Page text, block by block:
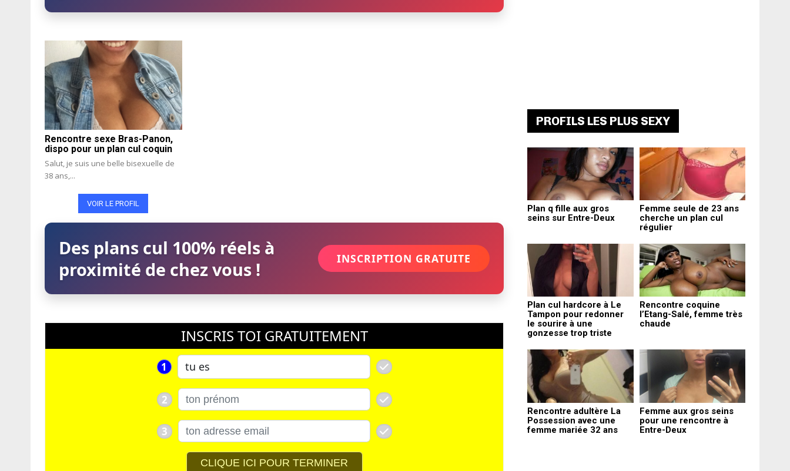
Rencontre sexe Bras-Panon,
dispo pour un plan cul coquin
Salut, je suis une belle bisexuelle de
38 ans,...
VOIR LE PROFIL
Des plans cul 100% réels à
proximité de chez vous !
INSCRIPTION GRATUITE
PROFILS LES PLUS SEXY
Plan q fille aux gros
seins sur Entre-Deux
Femme seule de 23 ans
cherche un plan cul
régulier
Plan cul hardcore à Le
Tampon pour redonner
le sourire à une
gonzesse trop triste
Rencontre coquine
l’Etang-Salé, femme très
chaude
Rencontre adultère La
Possession avec une
femme mariée 32 ans
Femme aux gros seins
pour une rencontre à
Entre-Deux